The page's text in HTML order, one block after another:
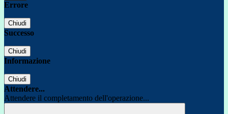
Errore
Chiudi
Successo
Chiudi
Informazione
Chiudi
Attendere...
Attendere il completamento dell'operazione...